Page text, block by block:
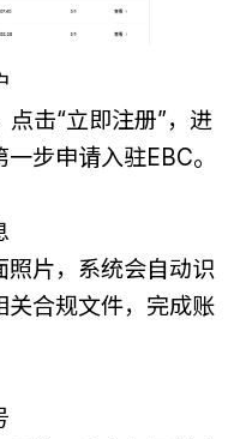
击“立即注册”，进
步申请入驻EBC。
片，系统会自动识
关合规文件，完成账